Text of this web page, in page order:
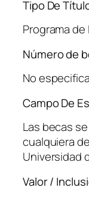
Tipo De
Programa
Número de
No
Campo De
Las becas
cualquiera
Universidad
Valor /